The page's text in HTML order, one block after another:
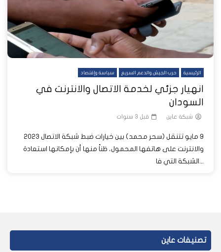
الرئيسية حرب الجيش والدعم السريع سياسة وإقتصاد
انهيار جزئي لخدمة الاتصال والانترنت في
السودان
شبكة عاين قبل 3 سنوات
9 مايو 202‪3 تتنقل (سحر محمد) بين خيارات ضبط شبكة الاتصال
والانترنت على هاتفها المحمول، ظناً منها أن بإمكانها استعادة
الشبكة التي فا...
تصنيفات عاين